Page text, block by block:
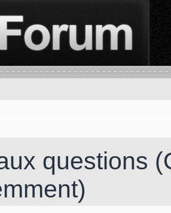
questions